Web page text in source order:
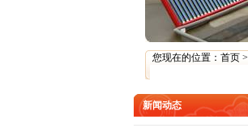
您现在的位置： 首页>
新闻动态